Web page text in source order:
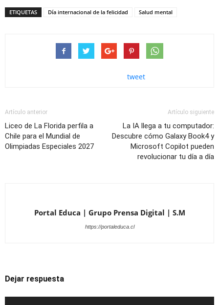
ETIQUETAS Día internacional de la felicidad Salud mental
tweet
Artículo anterior
Liceo de La Florida perfila a
Chile para el Mundial de
Olimpiadas Especiales 2027
Artículo siguiente
La IA llega a tu computador:
Descubre cómo Galaxy Book4 y
Microsoft Copilot pueden
revolucionar tu día a día
Portal Educa | Grupo Prensa Digital | S.M
https://portaleduca.cl
Dejar respuesta